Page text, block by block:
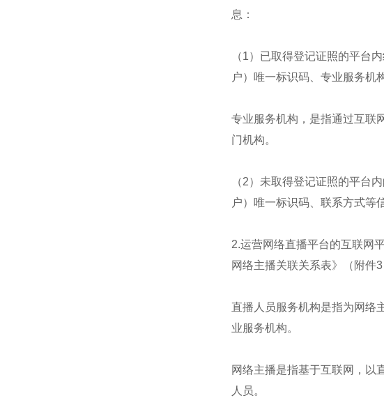
息：
（1）已取得登记证照的平台
户）唯一标识码、专业服务机
专业服务机构，是指通过互联
门机构。
（2）未取得登记证照的平台
户）唯一标识码、联系方式等
2.运营网络直播平台的互联网
网络主播关联关系表》（附件3
直播人员服务机构是指为网络
业服务机构。
网络主播是指基于互联网，以
人员。